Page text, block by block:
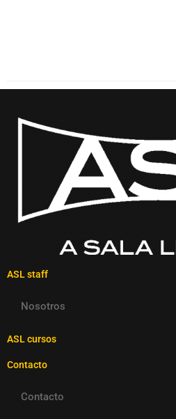
ASL staff
Nosotros
ASL cursos
Contacto
Contacto